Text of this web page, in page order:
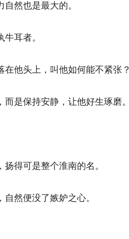
然也是最大的。
耳者。
他头上，叫他如何能不紧张？
是保持安静，让他好生琢磨。
得可是整个淮南的名。
然便没了嫉妒之心。